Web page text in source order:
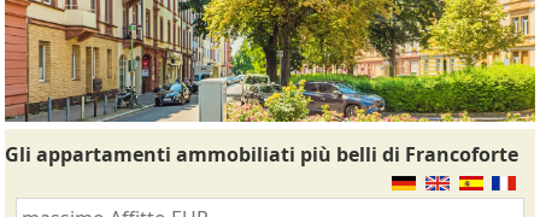
Gli appartamenti ammobiliati più belli di Francoforte